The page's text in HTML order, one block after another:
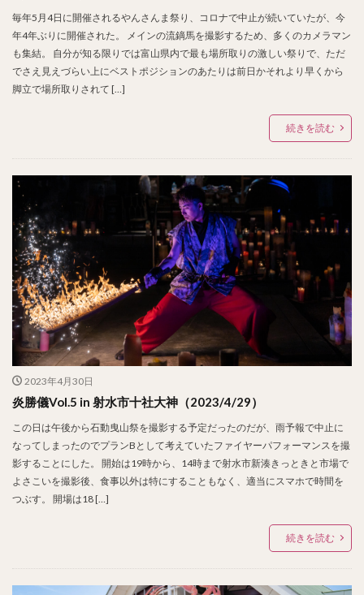
毎年5月4日に開催されるやんさんま祭り、コロナで中止が続いていたが、今
年4年ぶりに開催された。 メインの流鏑馬を撮影するため、多くのカメラマン
も集結。 自分が知る限りでは富山県内で最も場所取りの激しい祭りで、ただ
でさえ見えづらい上にベストポジションのあたりは前日かそれより早くから
脚立で場所取りされて […]
続きを読む
2023年4月30日
炎勝儀Vol.5 in 射水市十社大神（2023/4/29）
この日は午後から石動曳山祭を撮影する予定だったのだが、雨予報で中止に
なってしまったのでプランBとして考えていたファイヤーパフォーマンスを撮
影することにした。 開始は19時から、14時まで射水市新湊きっときと市場で
よさこいを撮影後、食事以外は特にすることもなく、適当にスマホで時間を
つぶす。 開場は18 […]
続きを読む